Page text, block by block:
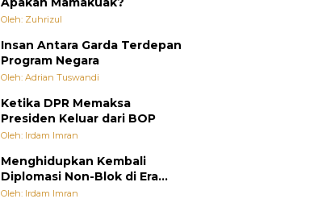
Oleh: Zuhrizul
Insan Antara Garda Terdepan
Program Negara
Oleh: Adrian Tuswandi
Ketika DPR Memaksa
Presiden Keluar dari BOP
Oleh: Irdam Imran
Menghidupkan Kembali
Diplomasi Non-Blok di Era
Multipolar
Oleh: Irdam Imran